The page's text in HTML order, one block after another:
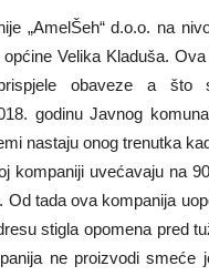
„AmelŠeh“ d.o.o. na
Velika Kladuša.
obaveze a što
godinu Javnog
nastaju onog trenutka
kompaniji uvećavaju na
Od tada ova kompanija
stigla opomena pred
ne proizvodi